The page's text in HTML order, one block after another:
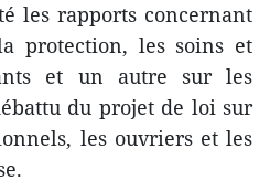
les rapports concernant
protection, les soins et
et un autre sur les
du projet de loi sur
les ouvriers et les